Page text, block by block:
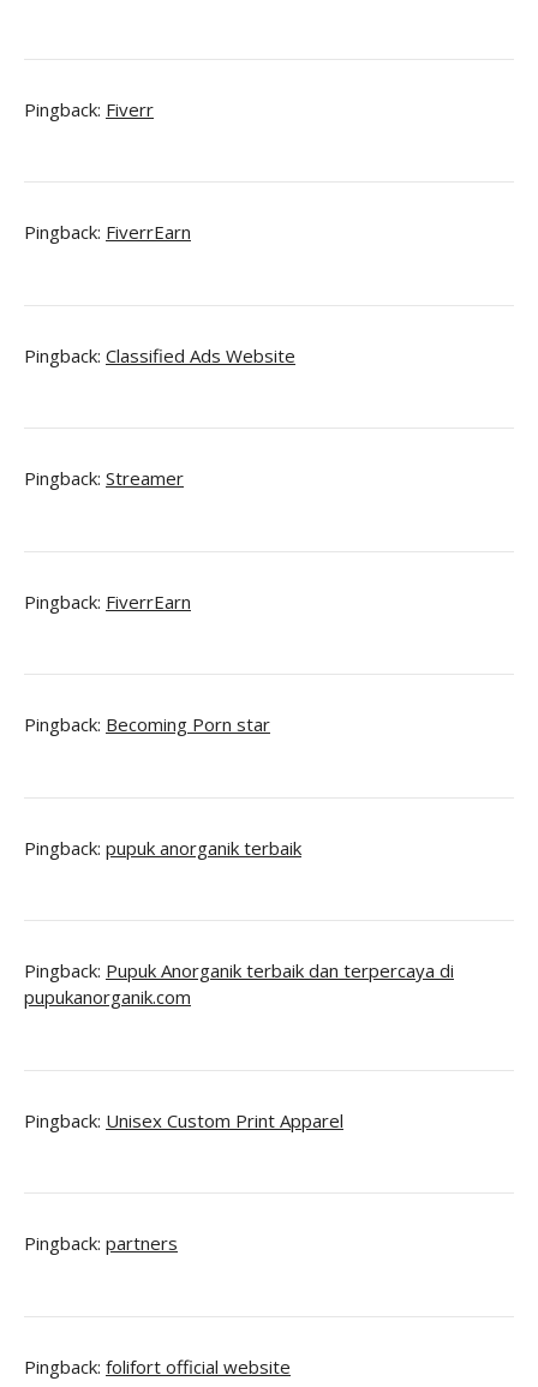
Pingback: Fiverr
Pingback: FiverrEarn
Pingback: Classified Ads Website
Pingback: Streamer
Pingback: FiverrEarn
Pingback: Becoming Porn star
Pingback: pupuk anorganik terbaik
Pingback: Pupuk Anorganik terbaik dan terpercaya di
pupukanorganik.com
Pingback: Unisex Custom Print Apparel
Pingback: partners
Pingback: folifort official website